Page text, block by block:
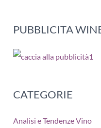
PUBBLICITA
CATEGORIE
Analisi e Tendenze Vino